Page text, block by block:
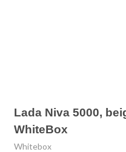
Lada Niva 5000,
WhiteBox
Whitebox